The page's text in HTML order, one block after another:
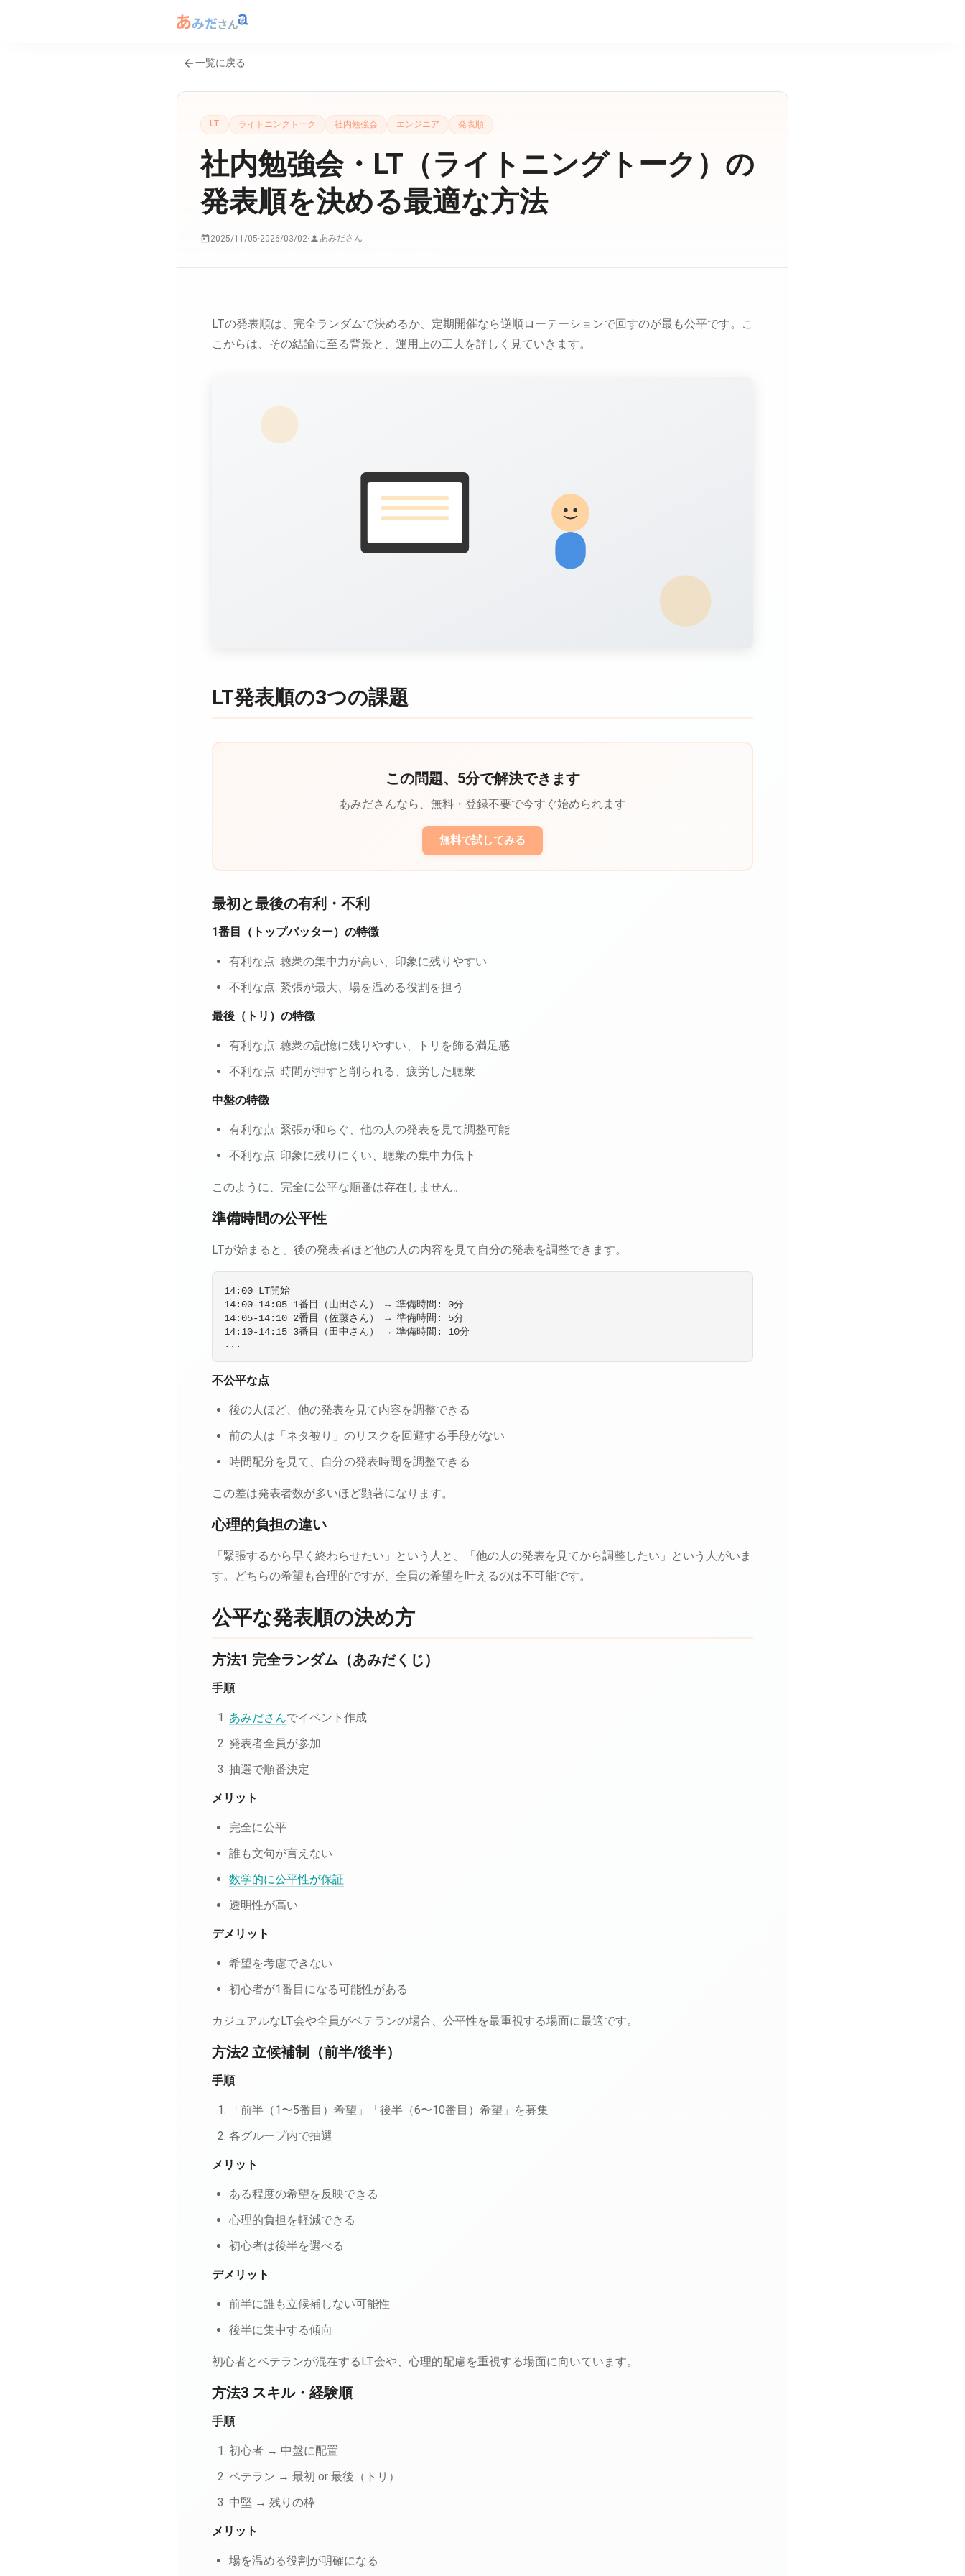
一覧に戻る
LT ライトニングトーク 社内勉強会 エンジニア 発表順
社内勉強会・LT（ライトニングトーク）の
発表順を決める最適な方法
2025/11/05·2026/03/02· あみださん
LTの発表順は、完全ランダムで決めるか、定期開催なら逆順ローテーションで回すのが最も公平です。こ
こからは、その結論に至る背景と、運用上の工夫を詳しく見ていきます。
LT発表順の3つの課題
この問題、5分で解決できます
あみださんなら、無料・登録不要で今すぐ始められます
無料で試してみる
最初と最後の有利・不利
1番目（トップバッター）の特徴
有利な点: 聴衆の集中力が高い、印象に残りやすい
不利な点: 緊張が最大、場を温める役割を担う
最後（トリ）の特徴
有利な点: 聴衆の記憶に残りやすい、トリを飾る満足感
不利な点: 時間が押すと削られる、疲労した聴衆
中盤の特徴
有利な点: 緊張が和らぐ、他の人の発表を見て調整可能
不利な点: 印象に残りにくい、聴衆の集中力低下
このように、完全に公平な順番は存在しません。
準備時間の公平性
LTが始まると、後の発表者ほど他の人の内容を見て自分の発表を調整できます。
14:00 LT開始
14:00-14:05 1番目（山田さん） → 準備時間: 0分
14:05-14:10 2番目（佐藤さん） → 準備時間: 5分
14:10-14:15 3番目（田中さん） → 準備時間: 10分
不公平な点
後の人ほど、他の発表を見て内容を調整できる
前の人は「ネタ被り」のリスクを回避する手段がない
時間配分を見て、自分の発表時間を調整できる
この差は発表者数が多いほど顕著になります。
心理的負担の違い
「緊張するから早く終わらせたい」という人と、「他の人の発表を見てから調整したい」という人がいま
す。どちらの希望も合理的ですが、全員の希望を叶えるのは不可能です。
公平な発表順の決め方
方法1 完全ランダム（あみだくじ）
手順
あみださんでイベント作成
発表者全員が参加
抽選で順番決定
メリット
完全に公平
誰も文句が言えない
数学的に公平性が保証
透明性が高い
デメリット
希望を考慮できない
初心者が1番目になる可能性がある
カジュアルなLT会や全員がベテランの場合、公平性を最重視する場面に最適です。
方法2 立候補制（前半/後半）
手順
「前半（1〜5番目）希望」「後半（6〜10番目）希望」を募集
各グループ内で抽選
メリット
ある程度の希望を反映できる
心理的負担を軽減できる
初心者は後半を選べる
デメリット
前半に誰も立候補しない可能性
後半に集中する傾向
初心者とベテランが混在するLT会や、心理的配慮を重視する場面に向いています。
方法3 スキル・経験順
手順
初心者 → 中盤に配置
ベテラン → 最初 or 最後（トリ）
中堅 → 残りの枠
メリット
場を温める役割が明確になる